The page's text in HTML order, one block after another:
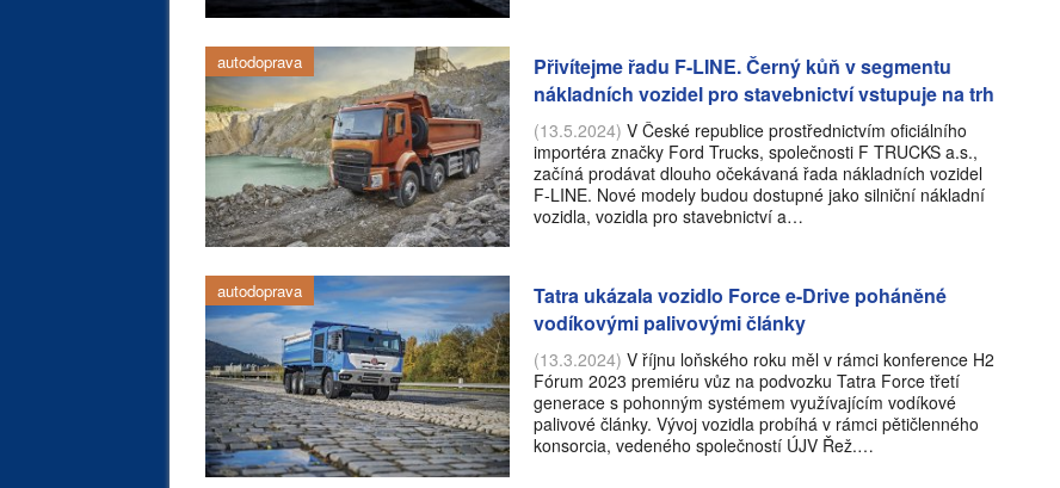
autodoprava
Přivítejme řadu F-LINE. Černý kůň v segmentu
nákladních vozidel pro stavebnictví vstupuje na trh
(13.5.2024) V České republice prostřednictvím oficiálního
importéra značky Ford Trucks, společnosti F TRUCKS a.s.,
začíná prodávat dlouho očekávaná řada nákladních vozidel
F-LINE. Nové modely budou dostupné jako silniční nákladní
vozidla, vozidla pro stavebnictví a…
autodoprava
Tatra ukázala vozidlo Force e-Drive poháněné
vodíkovými palivovými články
(13.3.2024) V říjnu loňského roku měl v rámci konference H2
Fórum 2023 premiéru vůz na podvozku Tatra Force třetí
generace s pohonným systémem využívajícím vodíkové
palivové články. Vývoj vozidla probíhá v rámci pětičlenného
konsorcia, vedeného společností ÚJV Řež.…